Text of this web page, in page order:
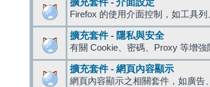
擴充套件 - 介面設定
Firefox 的使用介面控制，如工具
擴充套件 - 隱私與安全
有關 Cookie、密碼、Proxy 等增
擴充套件 - 網頁內容顯示
網頁內容顯示之相關套件，如廣告